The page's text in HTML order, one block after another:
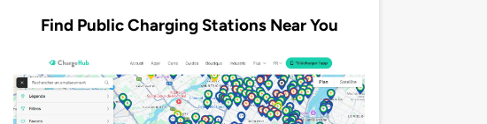
Find Public Charging Stations Near You